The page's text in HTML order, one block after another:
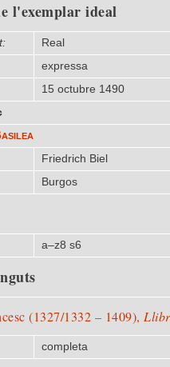
l'exemplar ideal
Real
expressa
15 octubre 1490
Friedrich Biel
Burgos
a–z8 s6
(1327/1332 – 1409),
completa